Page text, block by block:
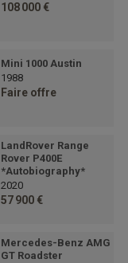
108 000 €
Mini 1000 Austin
1988
Faire offre
LandRover Range
Rover P400E
*Autobiography*
2020
57 900 €
Mercedes-Benz AMG
GT Roadster